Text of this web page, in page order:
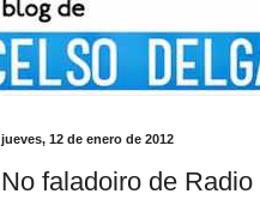
jueves, 12 de enero de 2012
No faladoiro de Radio